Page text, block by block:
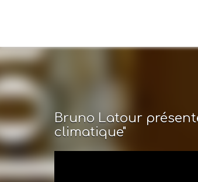
Bruno Latour
climatique"